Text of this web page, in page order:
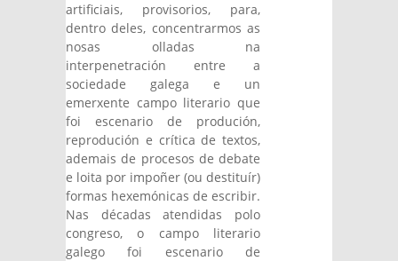
artificiais, provisorios, para,
dentro deles, concentrarmos as
nosas olladas na
interpenetración entre a
sociedade galega e un
emerxente campo literario que
foi escenario de produción,
reprodución e crítica de textos,
ademais de procesos de debate
e loita por impoñer (ou destituír)
formas hexemónicas de escribir.
Nas décadas atendidas polo
congreso, o campo literario
galego foi escenario de